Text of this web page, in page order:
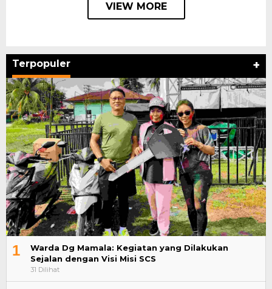
VIEW MORE
Terpopuler +
1
Warda Dg Mamala: Kegiatan yang Dilakukan
Sejalan dengan Visi Misi SCS
31 Dilihat